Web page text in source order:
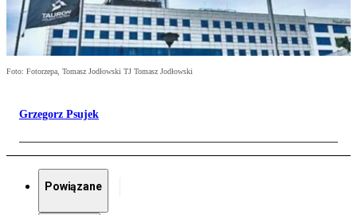
Foto: Fotorzepa, Tomasz Jodłowski TJ Tomasz Jodłowski
Grzegorz Psujek
Powiązane